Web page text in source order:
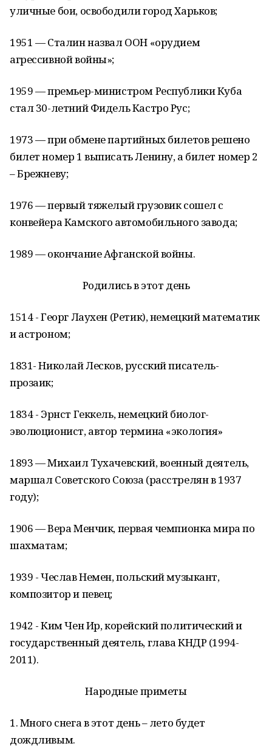
уличные бои, освободили город Харьков;
1951 — Сталин назвал ООН «орудием
агрессивной войны»;
1959 — премьер-министром Республики Куба
стал 30-летний Фидель Кастро Рус;
1973 — при обмене партийных билетов решено
билет номер 1 выписать Ленину, а билет номер 2
– Брежневу;
1976 — первый тяжелый грузовик сошел с
конвейера Камского автомобильного завода;
1989 — окончание Афганской войны.
Родились в этот день
1514 - Георг Лаухен (Ретик), немецкий математик
и астроном;
1831- Николай Лесков, русский писатель-
прозаик;
1834 - Эрнст Геккель, немецкий биолог-
эволюционист, автор термина «экология»
1893 — Михаил Тухачевский, военный деятель,
маршал Советского Союза (расстрелян в 1937
году);
1906 — Вера Менчик, первая чемпионка мира по
шахматам;
1939 - Чеслав Немен, польский музыкант,
композитор и певец;
1942 - Ким Чен Ир, корейский политический и
государственный деятель, глава КНДР (1994-
2011).
Народные приметы
1. Много снега в этот день – лето будет
дождливым.